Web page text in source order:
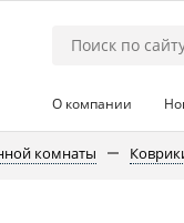
О компании
комнаты